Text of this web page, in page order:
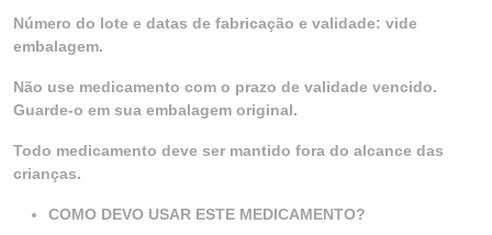
Número do lote e datas de fabricação e validade: vide
embalagem.
Não use medicamento com o prazo de validade vencido.
Guarde-o em sua embalagem original.
Todo medicamento deve ser mantido fora do alcance das
crianças.
COMO DEVO USAR ESTE MEDICAMENTO?